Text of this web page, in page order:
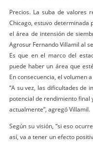
Precios. La suba de valores
Chicago, estuvo determinada
el área de intensión de
Agrosur Fernando Villamil al
Es que en el marco del
puede haber un área que
En consecuencia, el volumen
“A su vez, las dificultades de
potencial de rendimiento final
actualmente”, agregó Villamil.
Según su visión, “si eso
así, va a tener un efecto